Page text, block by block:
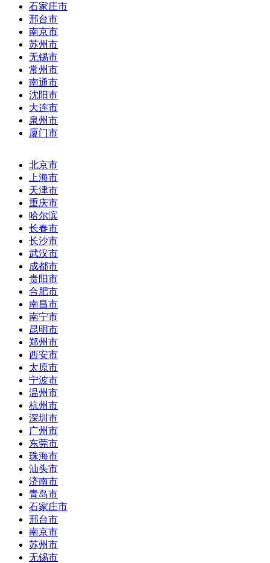
石家庄市
邢台市
南京市
苏州市
无锡市
常州市
南通市
沈阳市
大连市
泉州市
厦门市
北京市
上海市
天津市
重庆市
哈尔滨
长春市
长沙市
武汉市
成都市
贵阳市
合肥市
南昌市
南宁市
昆明市
郑州市
西安市
太原市
宁波市
温州市
杭州市
深圳市
广州市
东莞市
珠海市
汕头市
济南市
青岛市
石家庄市
邢台市
南京市
苏州市
无锡市